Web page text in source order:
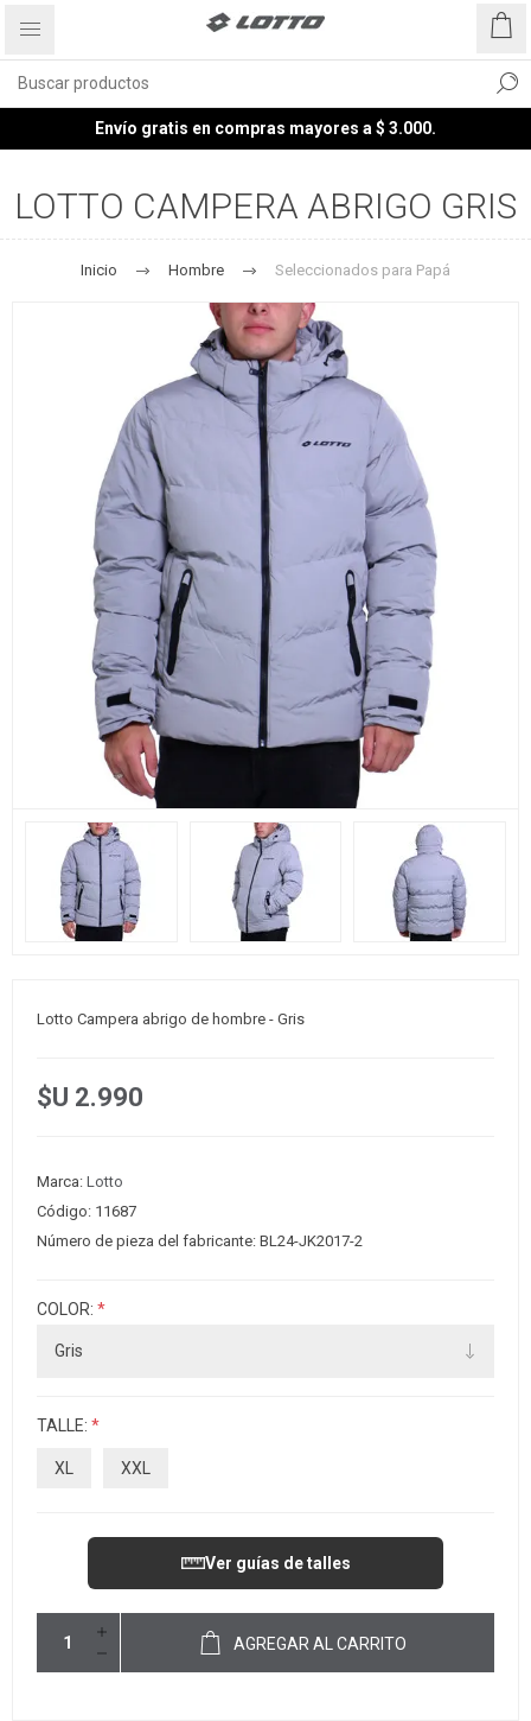
Envío gratis en compras mayores a $ 3.000.
LOTTO CAMPERA ABRIGO GRIS
Inicio Hombre Seleccionados para Papá
Lotto Campera abrigo de hombre - Gris
$U 2.990
Marca: Lotto
Código: 11687
Número de pieza del fabricante: BL24-JK2017-2
COLOR: *
TALLE: *
XL XXL
Ver guías de talles
AGREGAR AL CARRITO